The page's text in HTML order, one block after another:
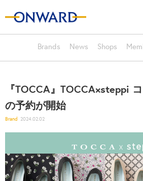
Brands
News Shops
『TOCCA』TOCCA×steppi
の予約が開始
Brand 2024.02.02